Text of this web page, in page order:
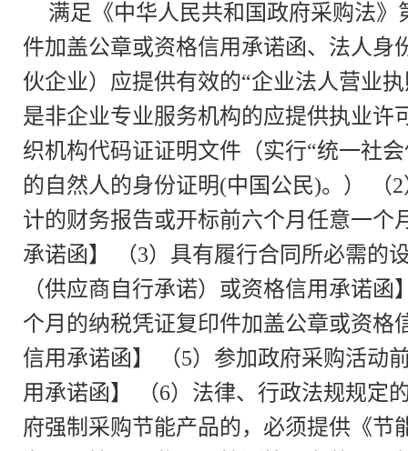
满足《中华人民共和国政府采购法
件加盖公章或资格信用承诺函、法人身
伙企业）应提供有效的“企业法人营业
是非企业专业服务机构的应提供执业许
织机构代码证证明文件（实行“统一社
的自然人的身份证明(中国公民)。） （
计的财务报告或开标前六个月任意一
承诺函】 （3）具有履行合同所必需的
（供应商自行承诺）或资格信用承诺
个月的纳税凭证复印件加盖公章或资
信用承诺函】 （5）参加政府采购活动
用承诺函】 （6）法律、行政法规规定
府强制采购节能产品的，必须提供《